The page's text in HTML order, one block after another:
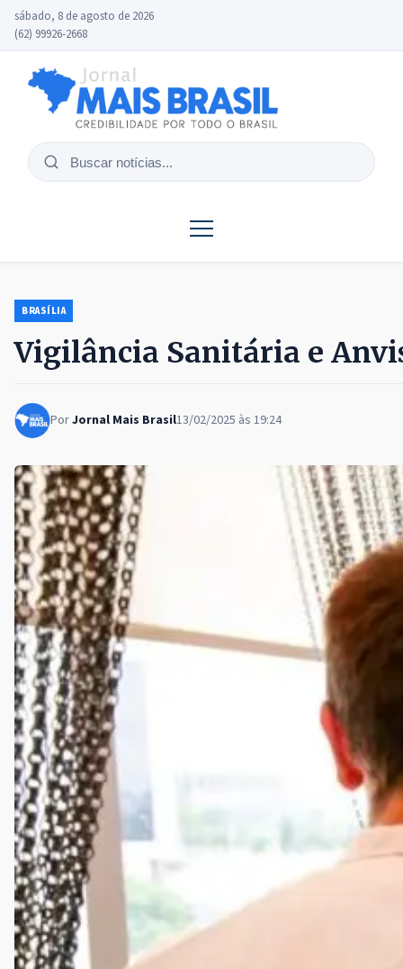
sábado, 8 de agosto de 2026
(62) 99926-2668
Buscar
BRASÍLIA
Vigilância Sanitária e
PorJornal Mais Brasil13/02/2025 às 19:24